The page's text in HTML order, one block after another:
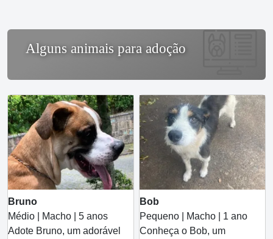
Alguns animais para adoção
Bruno
Médio | Macho | 5 anos
Adote Bruno, um adorável
Bob
Pequeno | Macho | 1 ano
Conheça o Bob, um